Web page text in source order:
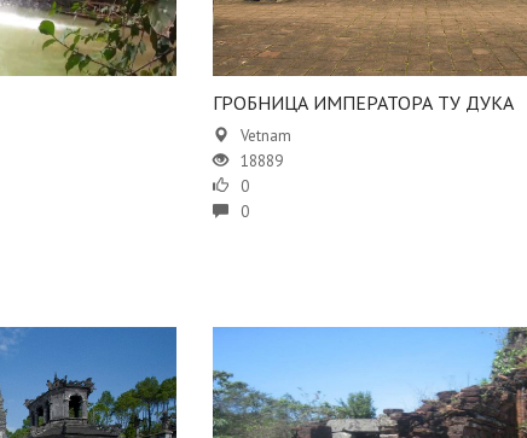
ГРОБНИЦА ИМПЕРАТОРА ТУ ДУКА
Vetnam
18889
0
0